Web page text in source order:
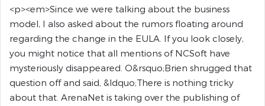
<p><em>Since we were talking about the business
model, I also asked about the rumors floating around
regarding the change in the EULA. If you look closely,
you might notice that all mentions of NCSoft have
mysteriously disappeared. O&rsquo;Brien shrugged that
question off and said, &ldquo;There is nothing tricky
about that. ArenaNet is taking over the publishing of